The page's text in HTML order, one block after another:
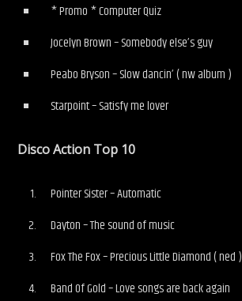
* Promo * Computer Quiz
Jocelyn Brown – Somebody else’s guy
Peabo Bryson – Slow dancin’ ( nw album )
Starpoint – Satisfy me lover
Disco Action Top 10
Pointer Sister – Automatic
Dayton – The sound of music
Fox The Fox – Precious Little Diamond ( ned )
Band Of Gold – Love songs are back again